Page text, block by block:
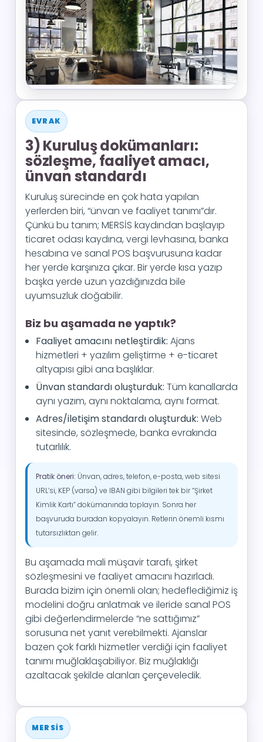
EVRAK
3) Kuruluş dokümanları:
sözleşme, faaliyet amacı,
ünvan standardı
Kuruluş sürecinde en çok hata yapılan
yerlerden biri, “ünvan ve faaliyet tanımı”dır.
Çünkü bu tanım; MERSİS kaydından başlayıp
ticaret odası kaydına, vergi levhasına, banka
hesabına ve sanal POS başvurusuna kadar
her yerde karşınıza çıkar. Bir yerde kısa yazıp
başka yerde uzun yazdığınızda bile
uyumsuzluk doğabilir.
Biz bu aşamada ne yaptık?
Faaliyet amacını netleştirdik: Ajans
hizmetleri + yazılım geliştirme + e-ticaret
altyapısı gibi ana başlıklar.
Ünvan standardı oluşturduk: Tüm kanallarda
aynı yazım, aynı noktalama, aynı format.
Adres/iletişim standardı oluşturduk: Web
sitesinde, sözleşmede, banka evrakında
tutarlılık.
Pratik öneri: Ünvan, adres, telefon, e-posta, web sitesi
URL’si, KEP (varsa) ve IBAN gibi bilgileri tek bir “Şirket
Kimlik Kartı” dokümanında toplayın. Sonra her
başvuruda buradan kopyalayın. Retlerin önemli kısmı
tutarsızlıktan gelir.
Bu aşamada mali müşavir tarafı, şirket
sözleşmesini ve faaliyet amacını hazırladı.
Burada bizim için önemli olan; hedeflediğimiz iş
modelini doğru anlatmak ve ileride sanal POS
gibi değerlendirmelerde “ne sattığımız”
sorusuna net yanıt verebilmekti. Ajanslar
bazen çok farklı hizmetler verdiği için faaliyet
tanımı muğlaklaşabiliyor. Biz muğlaklığı
azaltacak şekilde alanları çerçeveledik.
MERSİS